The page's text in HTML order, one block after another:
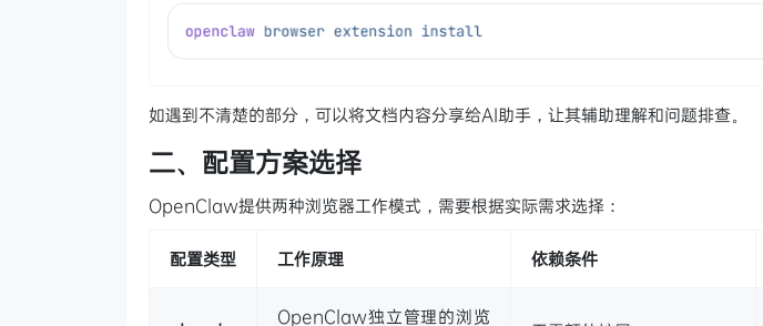
如遇到不清楚的部分，可以将文档内容分享给AI助手，让其辅助理解和问题排查。
二、配置方案选择
OpenClaw提供两种浏览器工作模式，需要根据实际需求选择：
配置类型 工作原理 依赖条件
OpenClaw独立管理的浏览